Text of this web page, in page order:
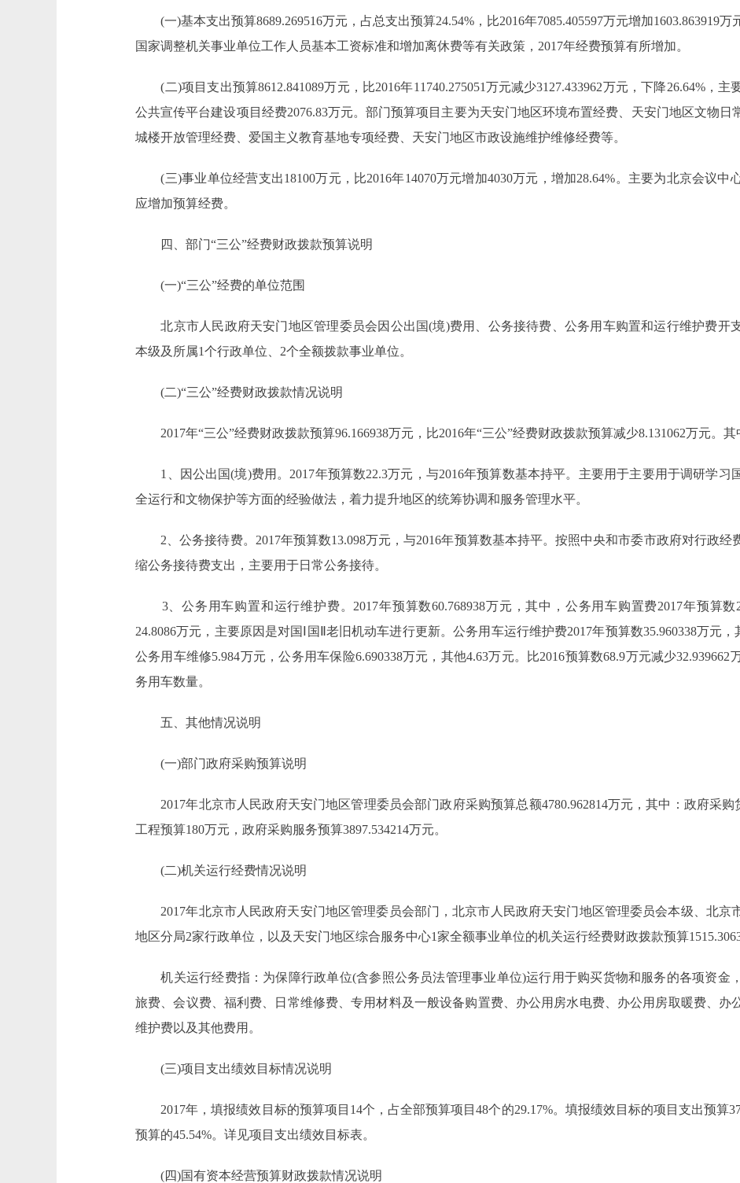
(一)基本支出预算8689.269516万元，占总支出预算24.54%，比2016年7085.405597万元增加1603.863919万
国家调整机关事业单位工作人员基本工资标准和增加离休费等有关政策，2017年经费预算有所增加。
(二)项目支出预算8612.841089万元，比2016年11740.275051万元减少3127.433962万元，下降26.64%，
公共宣传平台建设项目经费2076.83万元。部门预算项目主要为天安门地区环境布置经费、天安门地区文物日
城楼开放管理经费、爱国主义教育基地专项经费、天安门地区市政设施维护维修经费等。
(三)事业单位经营支出18100万元，比2016年14070万元增加4030万元，增加28.64%。主要为北京会议中
应增加预算经费。
四、部门“三公”经费财政拨款预算说明
(一)“三公”经费的单位范围
北京市人民政府天安门地区管理委员会因公出国(境)费用、公务接待费、公务用车购置和运行维护费开
本级及所属1个行政单位、2个全额拨款事业单位。
(二)“三公”经费财政拨款情况说明
2017年“三公”经费财政拨款预算96.166938万元，比2016年“三公”经费财政拨款预算减少8.131062万元。其
1、因公出国(境)费用。2017年预算数22.3万元，与2016年预算数基本持平。主要用于主要用于调研学习
全运行和文物保护等方面的经验做法，着力提升地区的统筹协调和服务管理水平。
2、公务接待费。2017年预算数13.098万元，与2016年预算数基本持平。按照中央和市委市政府对行政经
缩公务接待费支出，主要用于日常公务接待。
3、公务用车购置和运行维护费。2017年预算数60.768938万元，其中，公务用车购置费2017年预算数
24.8086万元，主要原因是对国Ⅰ国Ⅱ老旧机动车进行更新。公务用车运行维护费2017年预算数35.960338万元，
公务用车维修5.984万元，公务用车保险6.690338万元，其他4.63万元。比2016预算数68.9万元减少
务用车数量。
五、其他情况说明
(一)部门政府采购预算说明
2017年北京市人民政府天安门地区管理委员会部门政府采购预算总额4780.962814万元，其中：政府采购
工程预算180万元，政府采购服务预算3897.534214万元。
(二)机关运行经费情况说明
2017年北京市人民政府天安门地区管理委员会部门，北京市人民政府天安门地区管理委员会本级、北京
地区分局2家行政单位，以及天安门地区综合服务中心1家全额事业单位的机关运行经费财政拨款预算
机关运行经费指：为保障行政单位(含参照公务员法管理事业单位)运行用于购买货物和服务的各项资金
旅费、会议费、福利费、日常维修费、专用材料及一般设备购置费、办公用房水电费、办公用房取暖费、办
维护费以及其他费用。
(三)项目支出绩效目标情况说明
2017年，填报绩效目标的预算项目14个，占全部预算项目48个的29.17%。填报绩效目标的项目支出预算
预算的45.54%。详见项目支出绩效目标表。
(四)国有资本经营预算财政拨款情况说明